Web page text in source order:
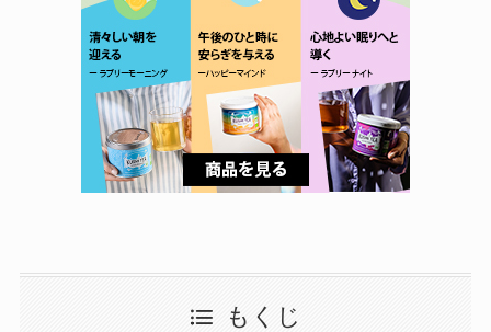
もくじ